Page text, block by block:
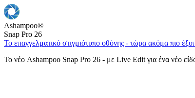
Ashampoo®
Snap Pro 26
Το επαγγελματικό στιγμιότυπο οθόνης - τώρα ακόμα πιο
Το νέο Ashampoo Snap Pro 26 - με Live Edit για ένα νέο